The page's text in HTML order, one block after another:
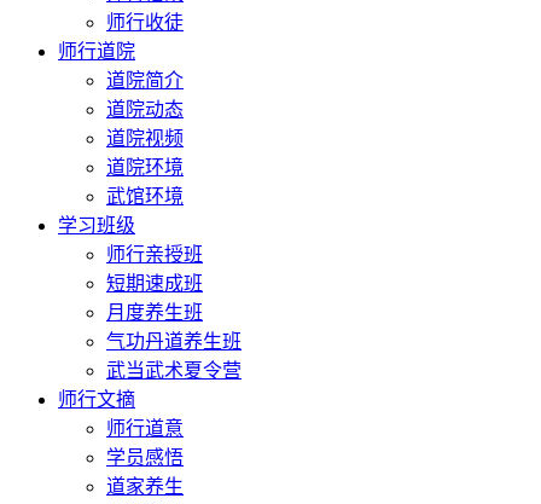
师行收徒
师行道院
道院简介
道院动态
道院视频
道院环境
武馆环境
学习班级
师行亲授班
短期速成班
月度养生班
气功丹道养生班
武当武术夏令营
师行文摘
师行道意
学员感悟
道家养生